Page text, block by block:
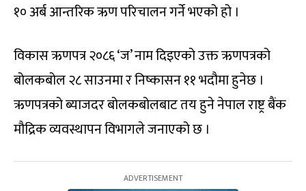
१० अर्ब आन्तरिक ऋण परिचालन गर्ने भएको हो ।
विकास ऋणपत्र २०८६ ‘ज’ नाम दिइएको उक्त ऋणपत्रको
बोलकबोल २८ साउनमा र निष्कासन ११ भदौमा हुनेछ ।
ऋणपत्रको ब्याजदर बोलकबोलबाट तय हुने नेपाल राष्ट्र बैंक
मौद्रिक व्यवस्थापन विभागले जनाएको छ ।